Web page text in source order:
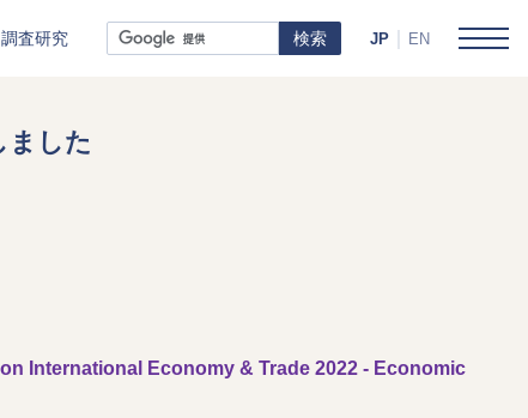
ました
on International Economy & Trade 2022 - Economic
調査研究 JP EN